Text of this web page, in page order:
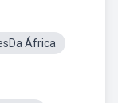
África